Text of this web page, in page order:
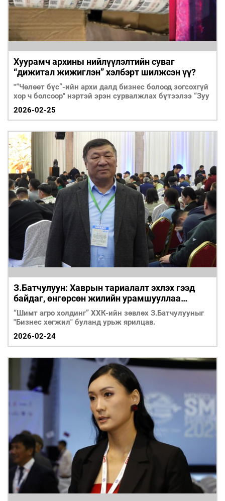
Хуурамч архины нийлүүлэлтийн суваг
“дижитал жижиглэн” хэлбэрт шилжсэн үү?
"“Чөлөөт бүс”-ийн архи далд бизнес болоод зогсохгүй
хор ч болсоор" нэртэй эрэн сурвалжлах бүтээлээ “Зуу
2026-02-25
З.Батчулуун: Хаврын тариалалт эхлэх гээд
байдаг, өнгөрсөн жилийн урамшууллаа
аваагүй л байна
“Шимт агро холдинг” ХХК-ийн зөвлөх З.Батчулууныг
"Бизнес хөгжил" буланд урьж ярилцав.
2026-02-24